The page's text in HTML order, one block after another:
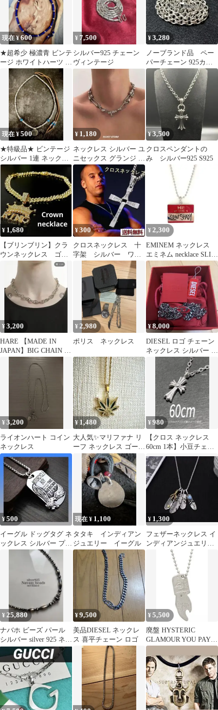
現在 ¥600
★超希少 極濃青 ビンテ
ージ ホワイトハーツ 1
連 ネックレス
¥ 7,500
シルバー925 チェーン
ヴィンテージ
¥3,280
ノーブランド品 ペー
パーチェーン 925カラ
ー コーティング 即
日発送
現在 ¥500
★特級品★ ビンテージ
シルバー 1連 ネックレ
ス ターコイズ ロンハ
ーマン
¥ 1,180
ネックレス シルバー ユ
ニセックス グランジ
doublerope
¥3,500
クロスペンダントの
み シルバー925 S925
¥ 1,680
【ブリンブリン】クラ
ウンネックレス ゴー
ルド ヒップホップ
ラッパー ストリート
¥300
クロスネックレス 十
字架 シルバー ワイ
ルドスピード ドミニ
ク トレット
¥ 2,300
EMINEM ネックレス
エミネム necklace SLIM
SHADY
¥3,200
HARE 【MADE IN
JAPAN】BIG CHAIN ネ
¥2,980
ポリス ネックレス
¥8,000
DIESEL ロゴ チェーン
ネックレス シルバー レ
¥3,200
ライオンハート コイン
ネックレス
¥ 1,480
大人気✨マリファナ リ
ーフ ネックレス ゴール
ド ストリート ラインス
トーン
¥980
【クロス ネックレス
60cm 1本】小豆チェー
ン ステンレス a46
¥500
イーグル ドッグタグ ネ
ックレス シルバー プレ
ート メンズ アメカジ
現在 ¥ 1,100
タタキ インディアン
ジュエリー イーグル
¥ 1,300
フェザーネックレス イ
ンディアンジュエリー
¥ 25,880
ナバホ ビーズ パール
シルバー silver 925 ネッ
クレス 一連 燻銀
¥9,500
美品DIESEL ネックレ
ス 喜平チェーン ロゴ
¥5,500
廃盤 HYSTERIC
GLAMOUR YOU PAY
ネックレス シルバー